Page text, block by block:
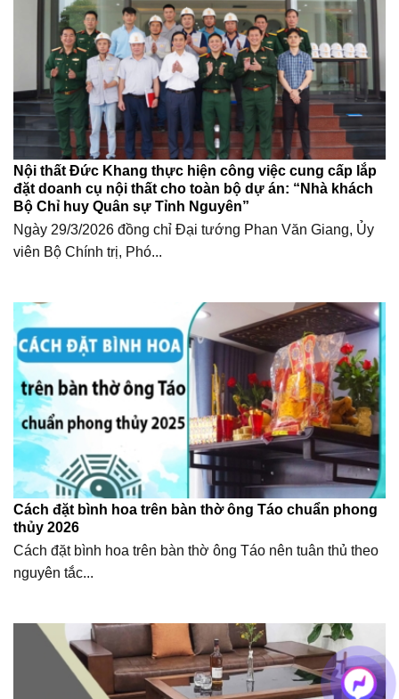
Nội thất Đức Khang thực hiện công việc cung cấp lắp
đặt doanh cụ nội thất cho toàn bộ dự án: “Nhà khách
Bộ Chỉ huy Quân sự Tỉnh Nguyên”
Ngày 29/3/2026 đồng chỉ Đại tướng Phan Văn Giang, Ủy
viên Bộ Chính trị, Phó...
Cách đặt bình hoa trên bàn thờ ông Táo chuẩn phong
thủy 2026
Cách đặt bình hoa trên bàn thờ ông Táo nên tuân thủ theo
nguyên tắc...